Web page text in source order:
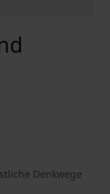
Denkwege